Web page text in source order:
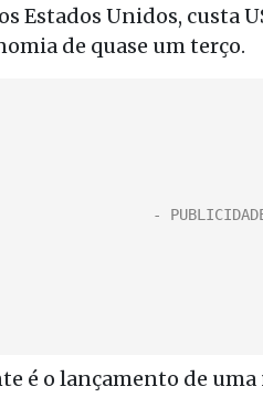
Estados Unidos, custa
de quase um terço.
é o lançamento de